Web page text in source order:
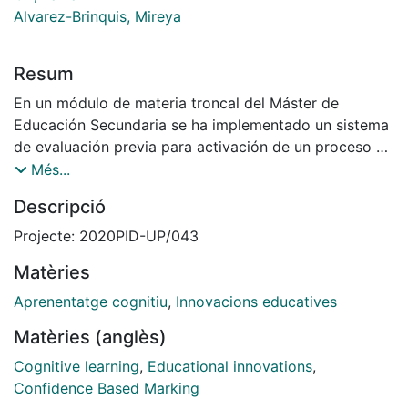
Alvarez-Brinquis, Mireya
Resum
En un módulo de materia troncal del Máster de
Educación Secundaria se ha implementado un sistema
de evaluación previa para activación de un proceso de
aprendizaje autorregulado, con una muestra de 452
disciplinares. Habiendo constatado resultados
positivos de aprendizaje, aquí presentamos los
de los estudiantes.
Més...
Descripció
Projecte: 2020PID-UP/043
Matèries
Aprenentatge cognitiu, Innovacions educatives
Matèries (anglès)
Cognitive learning, Educational innovations,
Confidence Based Marking